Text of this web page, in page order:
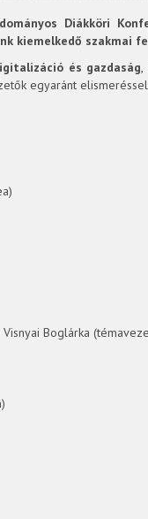
Diákköri
kiemelkedő
és gazdaság,
egyaránt
Boglárka